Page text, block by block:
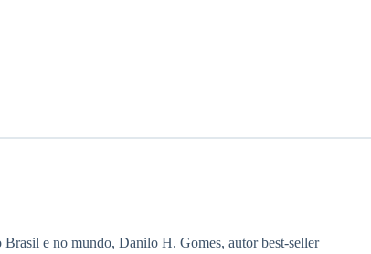
e no mundo, Danilo H. Gomes, autor best-seller